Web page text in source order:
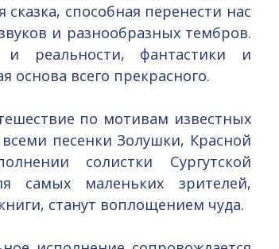
способная перенести нас
и разнообразных тембров.
и реальности, фантастики и
всего прекрасного.
по мотивам известных
песенки Золушки, Красной
солистки Сургутской
самых маленьких зрителей,
станут воплощением чуда.